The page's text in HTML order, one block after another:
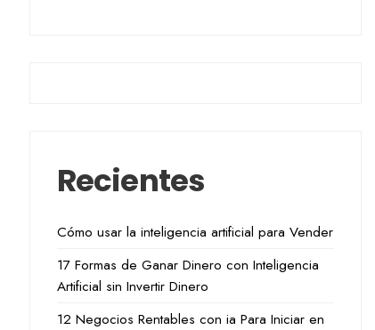
Recientes
Cómo usar la inteligencia artificial para Vender
17 Formas de Ganar Dinero con Inteligencia
Artificial sin Invertir Dinero
12 Negocios Rentables con ia Para Iniciar en